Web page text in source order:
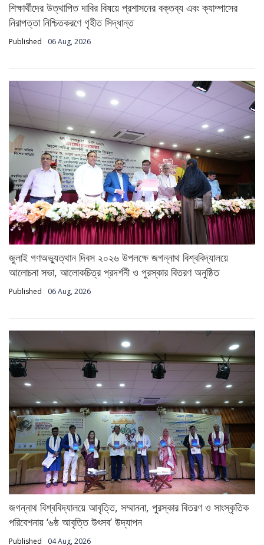
শিক্ষার্থীদের উত্থাপিত দাবির বিষয়ে প্রশাসনের বক্তব্য এবং ক্যাম্পাসের
নিরাপত্তা নিশ্চিতকরণে গৃহীত সিদ্ধান্ত
Published 06 Aug, 2026
জুলাই গণঅভ্যুত্থান দিবস ২০২৬ উপলক্ষে জগন্নাথ বিশ্ববিদ্যালয়ে
আলোচনা সভা, আলোকচিত্র প্রদর্শনী ও পুরস্কার বিতরণ অনুষ্ঠিত
Published 06 Aug, 2026
জগন্নাথ বিশ্ববিদ্যালয়ে আবৃত্তি, সম্মাননা, পুরস্কার বিতরণ ও সাংস্কৃতিক
পরিবেশনায় ‘৬ষ্ঠ আবৃত্তি উৎসব’ উদ্‌যাপন
Published 04 Aug, 2026